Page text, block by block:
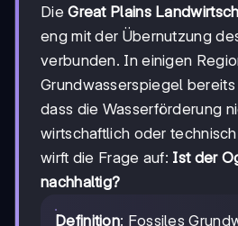
DieGreat Plains
eng mit der Übernutzung
verbunden. In einigen
Grundwasserspiegel
dass die Wasserförderung
wirtschaftlich oder
wirft die Frage auf: Ist der
nachhaltig?
Definition: Fossiles